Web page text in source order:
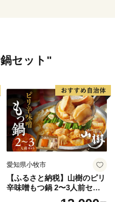
とよみつひめ（いちじ
福智スイーツ大茶会』や、
手の迫力が魅力の『山笠競
数の催しを開催。
肉やお米、フルーツやスイ
と愛情が詰まった自慢の逸
しています。
セット"
愛知県小牧市
【ふるさと納税】山樹のピリ
辛味噌もつ鍋 2〜3人前セッ
ト 山樹 国産 牛もつ ホルモン